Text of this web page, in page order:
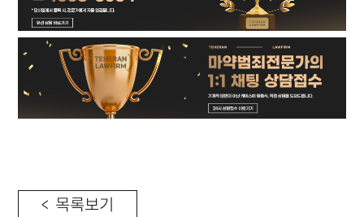
< 목록보기